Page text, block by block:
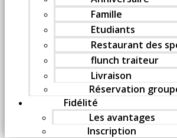
Famille
Etudiants
Restaurant des
flunch traiteur
Livraison
Réservation
Fidélité
Les avantages
Inscription